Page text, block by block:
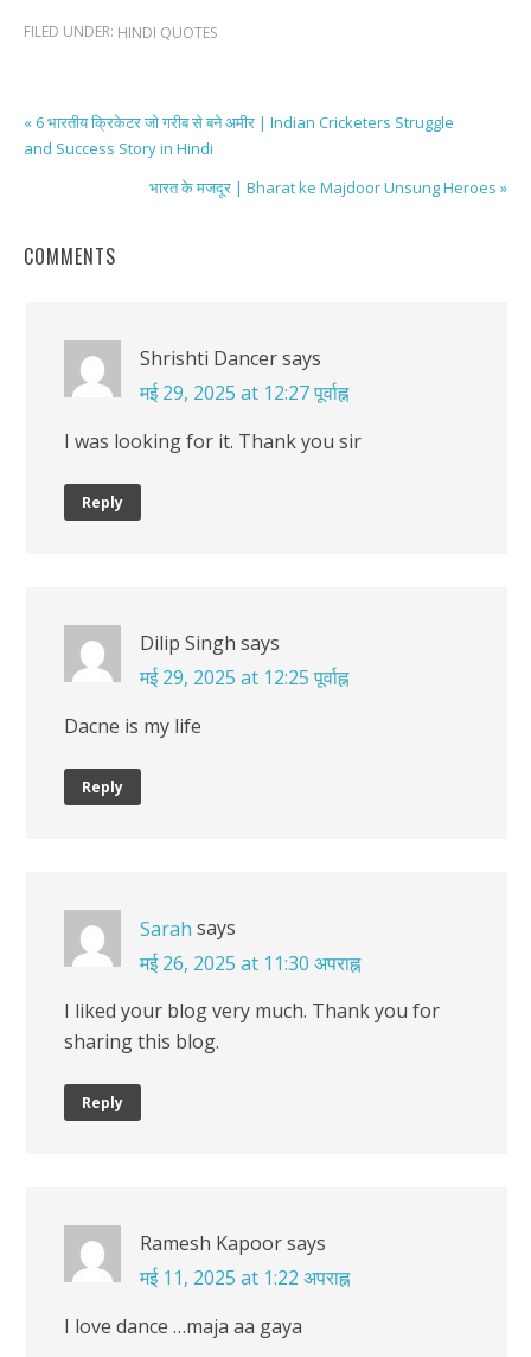
FILED UNDER: HINDI QUOTES
« 6 भारतीय क्रिकेटर जो गरीब से बने अमीर | Indian Cricketers Struggle
and Success Story in Hindi
भारत के मजदूर | Bharat ke Majdoor Unsung Heroes »
COMMENTS
Shrishti Dancersays
मई 29, 2025 at 12:27 पूर्वाह्न
I was looking for it. Thank you sir
Reply
Dilip Singh says
मई 29, 2025 at 12:25 पूर्वाह्न
Dacne is my life
Reply
Sarah says
मई 26, 2025 at 11:30 अपराह्न
I liked your blog very much. Thank you for
sharing this blog.
Reply
Ramesh Kapoorsays
मई 11, 2025 at 1:22 अपराह्न
I love dance …maja aa gaya